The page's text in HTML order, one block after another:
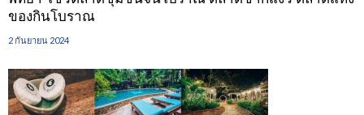
ของกินโบราณ
2 กันยายน 2024